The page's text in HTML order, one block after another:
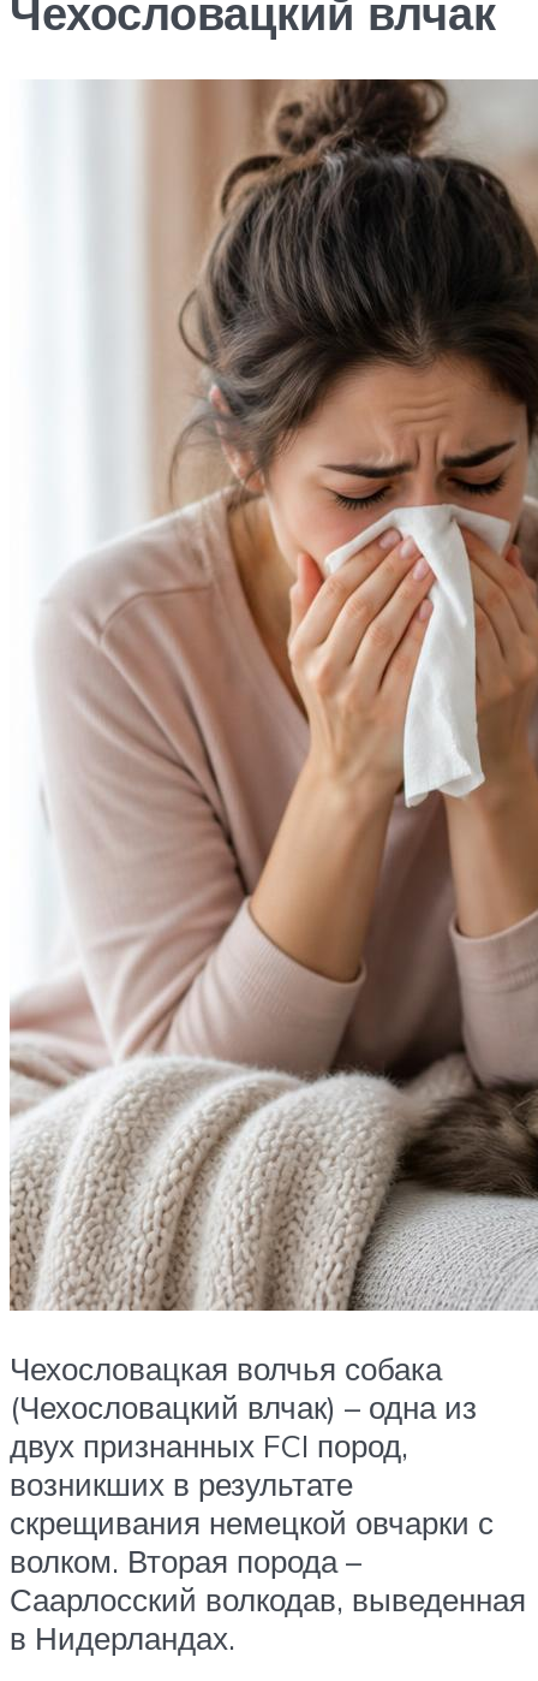
Чехословацкий влчак
Чехословацкая волчья собака
(Чехословацкий влчак) – одна из
двух признанных FCI пород,
возникших в результате
скрещивания немецкой овчарки с
волком. Вторая порода –
Саарлосский волкодав, выведенная
в Нидерландах.